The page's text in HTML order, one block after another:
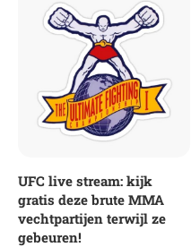
UFC live stream: kijk
gratis deze brute MMA
vechtpartijen terwijl ze
gebeuren!